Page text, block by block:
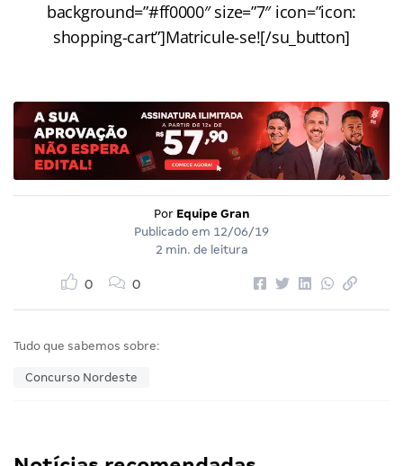
background=”#ff0000″ size=”7″ icon=”icon:
shopping-cart”]Matricule-se![/su_button]
Por Equipe Gran
Publicado em 12/06/19
2 min. de leitura
0 0
Tudo que sabemos sobre:
Concurso Nordeste